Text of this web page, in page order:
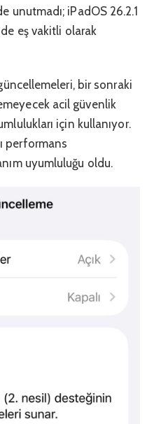
unutmadı; iPadOS 26.2.1
eş vakitli olarak
bir sonraki
acil güvenlik
için kullanıyor.
performans
uyumluluğu oldu.